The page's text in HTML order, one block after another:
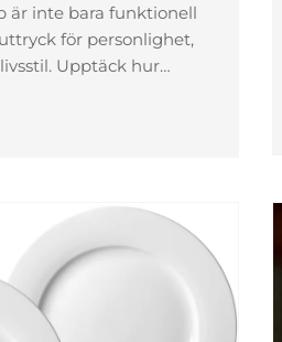
är inte bara funktionell
för personlighet,
Upptäck hur
nu.